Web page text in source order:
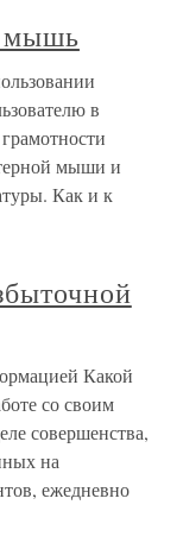
мышь
в
мыши и
Как и к
Какой
со своим
совершенства,
на
ежедневно